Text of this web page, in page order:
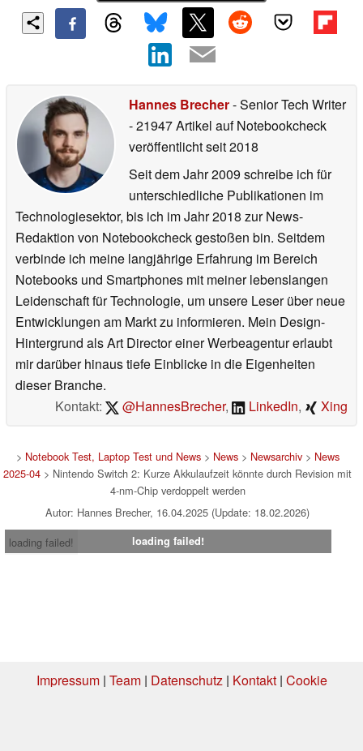
Hannes Brecher- Senior Tech Writer
- 21947 Artikel auf Notebookcheck
veröffentlichtseit 2018
Seit dem Jahr 2009 schreibe ich für
unterschiedliche Publikationen im
Technologiesektor, bis ich im Jahr 2018 zur News-
Redaktion von Notebookcheck gestoßen bin. Seitdem
verbinde ich meine langjährige Erfahrung im Bereich
Notebooks und Smartphones mit meiner lebenslangen
Leidenschaft für Technologie, um unsere Leser über neue
Entwicklungen am Markt zu informieren. Mein Design-
Hintergrund als Art Director einer Werbeagentur erlaubt
mir darüber hinaus tiefe Einblicke in die Eigenheiten
dieser Branche.
Kontakt:
@HannesBrecher, LinkedIn, Xing
> Notebook Test, Laptop Test und News> News> Newsarchiv> News
2025-04 > Nintendo Switch 2: Kurze Akkulaufzeit könnte durch Revision mit
4-nm-Chip verdoppelt werden
Autor: Hannes Brecher, 16.04.2025 (Update: 18.02.2026)
loading failed!
loading failed!
Impressum| Team| Datenschutz| Kontakt| Cookie